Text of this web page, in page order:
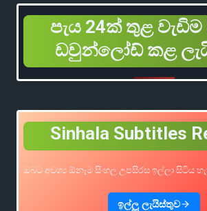
පැය 24ක් තුළ
ඩවුන්ලෝඩ් කළ
Sinhala Subtitles
ඔබට අවශ්‍ය ඕනෑම සිංහල උපසිරස ඉල්ලා සිටිය
ඉල්ලූ ලැයිස්තුව